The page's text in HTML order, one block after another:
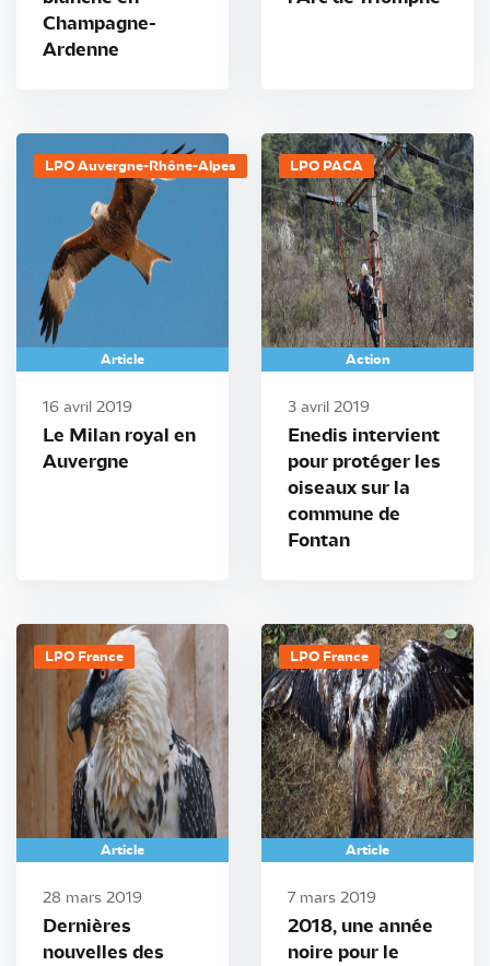
Champagne-
Ardenne
LPO Auvergne-Rhône-Alpes
Article
16 avril 2019
Le Milan royal en
Auvergne
LPO PACA
Action
3 avril 2019
Enedis intervient
pour protéger les
oiseaux sur la
commune de
Fontan
LPO France
Article
28 mars 2019
Dernières
nouvelles des
LPO France
Article
7 mars 2019
2018, une année
noire pour le